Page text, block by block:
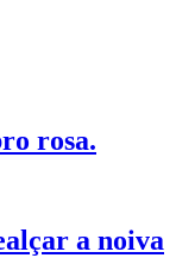
rosa.
a noiva